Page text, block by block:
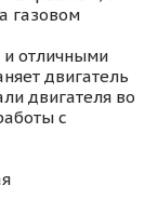
газовом
и отличными
двигатель
двигателя во
с